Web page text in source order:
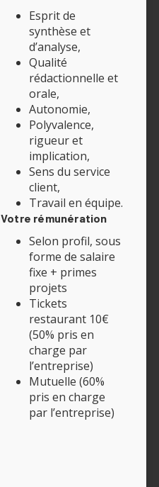
Esprit de
synthèse et
d’analyse,
Qualité
rédactionnelle et
orale,
Autonomie,
Polyvalence,
rigueur et
implication,
Sens du service
client,
Travail en équipe.
Votre rémunération
Selon profil, sous
forme de salaire
fixe + primes
projets
Tickets
restaurant 10€
(50% pris en
charge par
l’entreprise)
Mutuelle (60%
pris en charge
par l’entreprise)